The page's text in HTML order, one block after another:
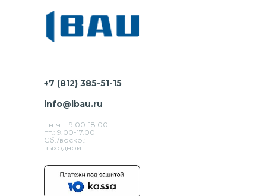
+7 (812) 385-51-15
пн-чт.: 9:00-18:00
пт.: 9.00-17.00
Сб./воскр.:
выходной
info@ibau.ru